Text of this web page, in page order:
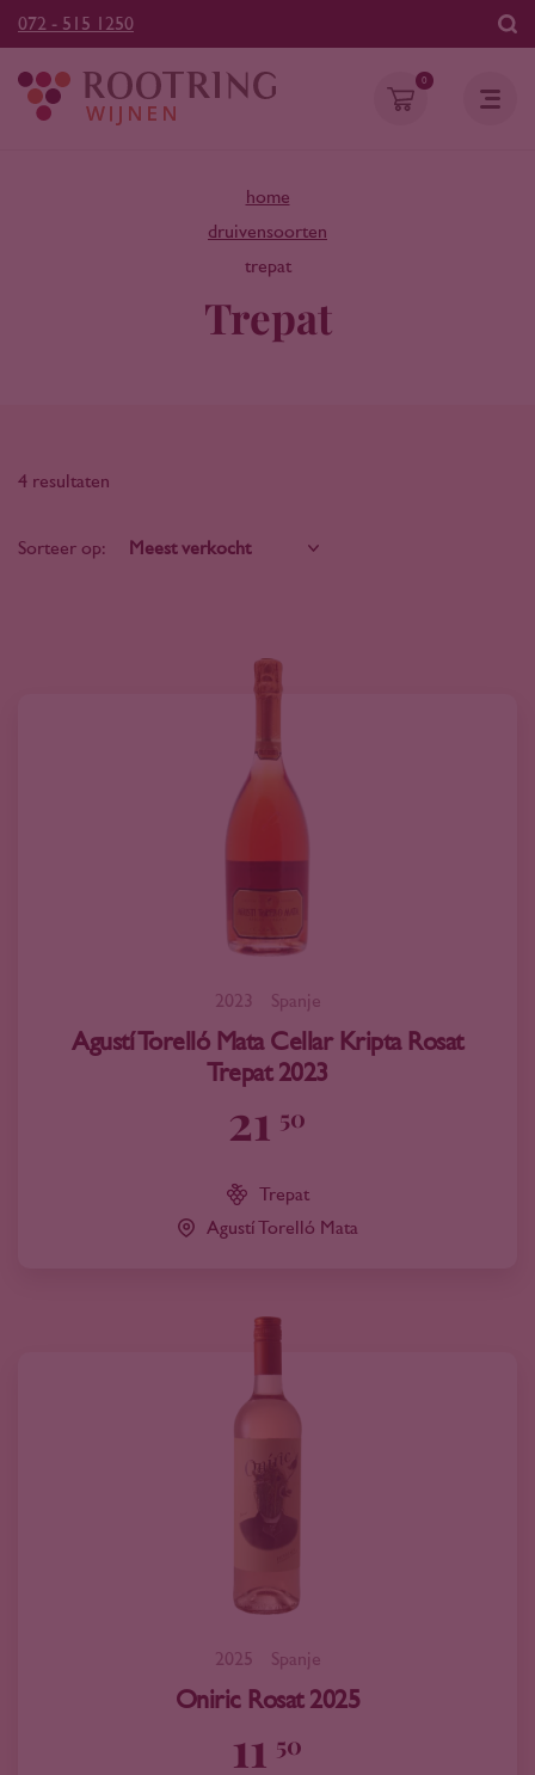
072 - 515 1250
0
home
druivensoorten
trepat
Trepat
4 resultaten
Sorteer op:
2023 Spanje
Agustí Torelló Mata Cellar Kripta Rosat
Trepat 2023
21 50
Trepat
Agustí Torelló Mata
2025 Spanje
Oniric Rosat 2025
11 50